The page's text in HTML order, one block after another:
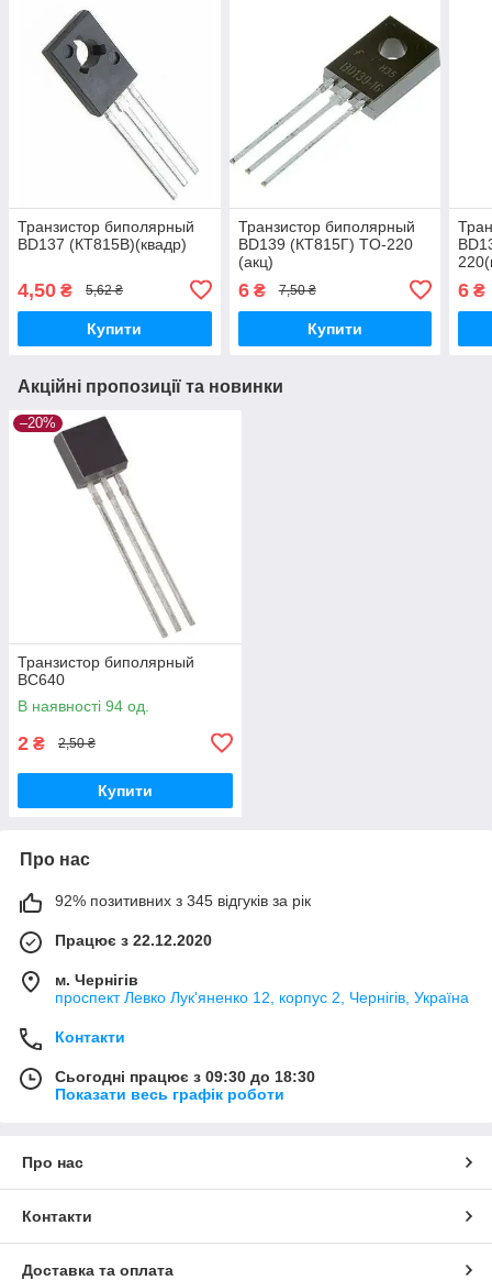
Транзистор биполярный
BD137 (КТ815В)(квадр)
4,50 ₴ 5,62 ₴
Купити
Транзистор биполярный
BD139 (КТ815Г) TO-220
(акц)
6₴ 7,50 ₴
Купити
6 ₴
Акційні пропозиції та новинки
–20%
Транзистор биполярный
BC640
В наявності 94 од.
2 ₴ 2,50 ₴
Купити
Про нас
92% позитивних з 345 відгуків за рік
Працює з 22.12.2020
м. Чернігів
проспект Левко Лук'яненко 12, корпус 2, Чернігів, Україна
Контакти
Сьогодні працює з 09:30 до 18:30
Показати весь графік роботи
Про нас
Контакти
Доставка та оплата